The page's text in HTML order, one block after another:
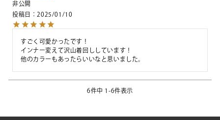
非公開
投稿日
2025/01/10
すごく可愛かったです！
インナー変えて沢山着回ししています！
他のカラーもあったらいいなと思いました。
6件中 1 -6件表示